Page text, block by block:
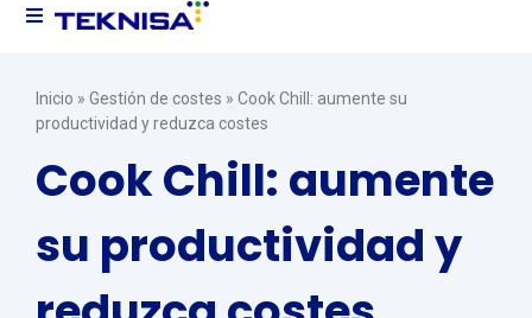
Alternar
Inicio » Gestión de costes » Cook Chill: aumente su
productividad y reduzca costes
Cook Chill: aumente
su productividad y